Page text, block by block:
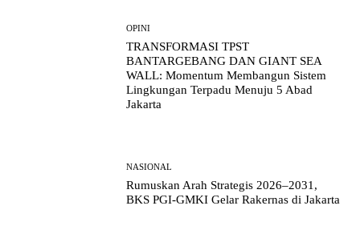
OPINI
TRANSFORMASI TPST
BANTARGEBANG DAN GIANT SEA
WALL: Momentum Membangun Sistem
Lingkungan Terpadu Menuju 5 Abad
Jakarta
NASIONAL
Rumuskan Arah Strategis 2026–2031,
BKS PGI-GMKI Gelar Rakernas di Jakarta